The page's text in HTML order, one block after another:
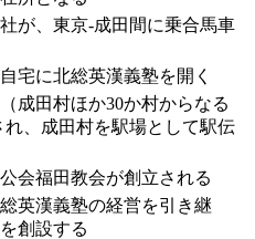
が、東京-成田間に乗合馬車
宅に北総英漢義塾を開く
成田村ほか30か村からなる
、成田村を駅場として駅伝
会福田教会が創立される
英漢義塾の経営を引き継
創設する